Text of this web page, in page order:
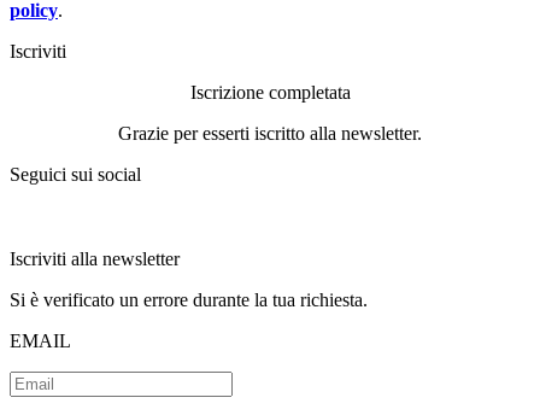
policy.
Iscriviti
Iscrizione completata
Grazie per esserti iscritto alla newsletter.
Seguici sui social
Iscriviti alla newsletter
Si è verificato un errore durante la tua richiesta.
EMAIL